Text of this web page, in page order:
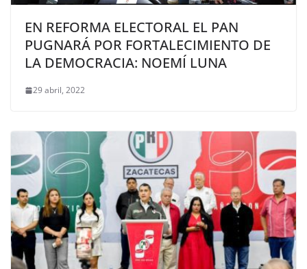
EN REFORMA ELECTORAL EL PAN
PUGNARÁ POR FORTALECIMIENTO DE
LA DEMOCRACIA: NOEMÍ LUNA
29 abril, 2022